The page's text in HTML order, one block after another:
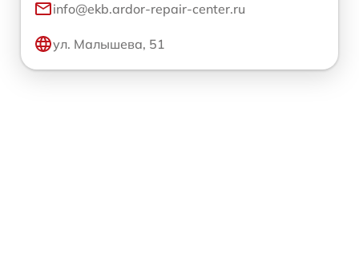
info@ekb.ardor-repair-center.ru
ул. Малышева, 51